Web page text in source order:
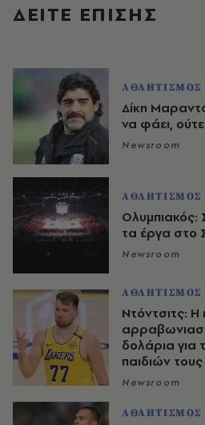
ΔΕΙΤΕ ΕΠΙΣΗΣ
ΑΘΛΗΤΙΣΜΟΣ
Δίκη
να φάει,
Newsroom
ΑΘΛΗΤΙΣΜΟΣ
Ολυμπιακός:
τα έργα στο
Newsroom
ΑΘΛΗΤΙΣΜΟΣ
Ντόντσιτς:
δολάρια για
παιδιών τους
Newsroom
ΑΘΛΗΤΙΣΜΟΣ